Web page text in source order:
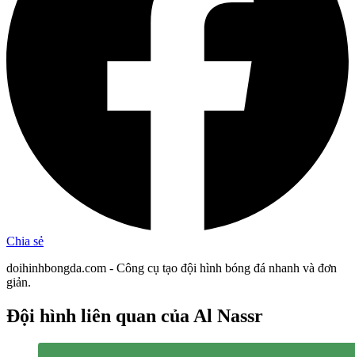
Chia sẻ
doihinhbongda.com - Công cụ tạo đội hình bóng đá nhanh và đơn
giản.
Đội hình liên quan của Al Nassr